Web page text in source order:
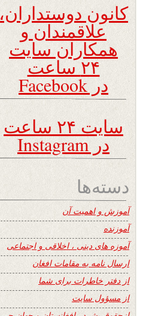
کانون دوستداران،
علاقمندان و
همکاران سایت
۲۴ ساعت
در Facebook
سایت ۲۴ ساعت
در Instagram
دسته‌ها
آموزش و اهمیت آن
آموزنده
آموزه های دینی ، اخلاقی و اجتماعی
ارسال نامه به مقامات افغان
از دفتر خاطرات برای شما
از مسؤول سایت